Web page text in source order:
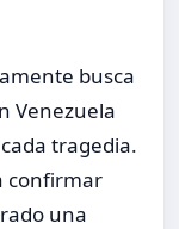
busca
Venezuela
tragedia.
confirmar
una